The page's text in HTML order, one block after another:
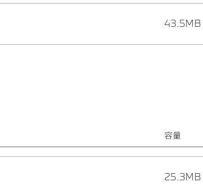
43.5MB
容量
25.3MB